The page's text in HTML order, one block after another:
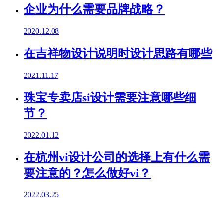
企业为什么需要品牌战略？
2020.12.08
在吉祥物设计说明时设计思路有哪些
2021.11.17
珠宝专卖店si设计需要注意哪些细
节？
2022.01.12
在杭州vi设计公司的选择上有什么需
要注意的？怎么做好vi？
2022.03.25